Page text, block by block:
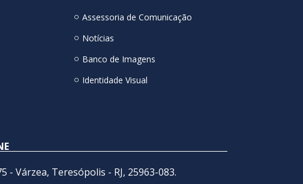
Assessoria de Comunicação
Notícias
Banco de Imagens
Identidade Visual
- Várzea, Teresópolis - RJ, 25963-083.